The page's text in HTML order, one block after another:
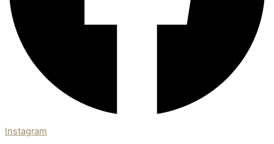
Instagram